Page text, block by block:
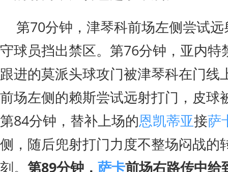
第70分钟，津琴科前场左侧尝试
守球员挡出禁区。第76分钟，亚内特
跟进的莫派头球攻门被津琴科在门线
前场左侧的赖斯尝试远射打门，皮球
第84分钟，替补上场的恩凯蒂亚接萨
侧，随后兜射打门力度不整场闷战的
刻。 第89分钟， 萨卡前场右路传中给